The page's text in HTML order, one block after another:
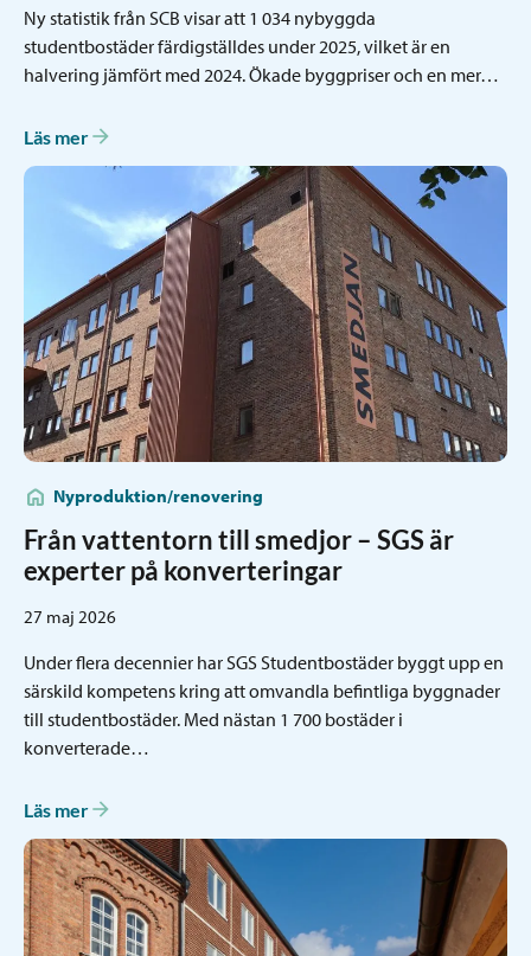
Ny statistik från SCB visar att 1 034 nybyggda
studentbostäder färdigställdes under 2025, vilket är en
halvering jämfört med 2024. Ökade byggpriser och en mer…
Läs mer
Nyproduktion/renovering
Från vattentorn till smedjor – SGS är
experter på konverteringar
27 maj 2026
Under flera decennier har SGS Studentbostäder byggt upp en
särskild kompetens kring att omvandla befintliga byggnader
till studentbostäder. Med nästan 1 700 bostäder i
konverterade…
Läs mer